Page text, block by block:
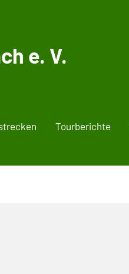
e. V.
Tourberichte